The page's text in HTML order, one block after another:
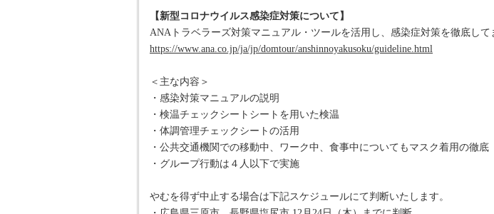
【新型コロナウイルス感染症対策について】
ANAトラベラーズ対策マニュアル・ツールを活用し、感染症対策を徹底して
https://www.ana.co.jp/ja/jp/domtour/anshinnoyakusoku/guideline.html
＜主な内容＞
・感染対策マニュアルの説明
・検温チェックシートシートを用いた検温
・体調管理チェックシートの活用
・公共交通機関での移動中、ワーク中、食事中についてもマスク着用の徹底
・グループ行動は４人以下で実施
やむを得ず中止する場合は下記スケジュールにて判断いたします。